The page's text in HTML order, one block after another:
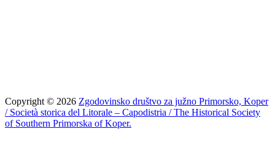
Copyright © 2026 Zgodovinsko društvo za južno Primorsko, Koper
/ Società storica del Litorale – Capodistria / The Historical Society
of Southern Primorska of Koper.